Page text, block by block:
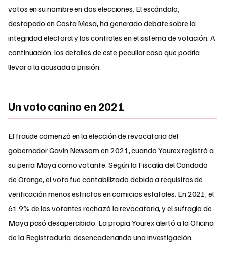
votos en su nombre en dos elecciones. El escándalo,
destapado en Costa Mesa, ha generado debate sobre la
integridad electoral y los controles en el sistema de votación. A
continuación, los detalles de este peculiar caso que podría
llevar a la acusada a prisión.
Un voto canino en 2021
El fraude comenzó en la elección de revocatoria del
gobernador Gavin Newsom en 2021, cuando Yourex registró a
su perra Maya como votante. Según la Fiscalía del Condado
de Orange, el voto fue contabilizado debido a requisitos de
verificación menos estrictos en comicios estatales. En 2021, el
61.9% de los votantes rechazó la revocatoria, y el sufragio de
Maya pasó desapercibido. La propia Yourex alertó a la Oficina
de la Registraduría, desencadenando una investigación.